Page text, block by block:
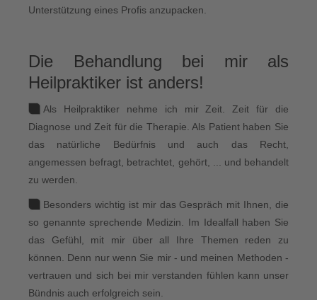
Unterstützung eines Profis anzupacken.
Die Behandlung bei mir als
Heilpraktiker ist anders!
Als Heilpraktiker nehme ich mir Zeit. Zeit für die
Diagnose und Zeit für die Therapie. Als Patient haben Sie
das natürliche Bedürfnis und auch das Recht,
angemessen befragt, betrachtet, gehört, ... und behandelt
zu werden.
Besonders wichtig ist mir das Gespräch mit Ihnen, die
so genannte sprechende Medizin. Im Idealfall haben Sie
das Gefühl, mit mir über all Ihre Themen reden zu
können. Denn nur wenn Sie mir - und meinen Methoden -
vertrauen und sich bei mir verstanden fühlen kann unser
Bündnis auch erfolgreich sein.